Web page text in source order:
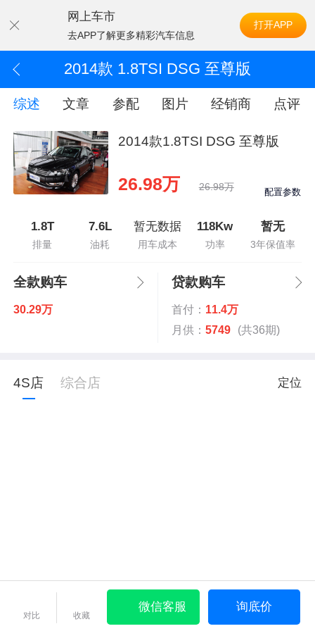
网上车市
去APP了解更多精彩汽车信息
打开APP
2014款 1.8TSI DSG 至尊版
综述 文章 参配 图片 经销商 点评
2014款1.8TSI DSG 至尊版
26.98万 26.98万 配置参数
1.8T
排量
7.6L
油耗
暂无数据
用车成本
118Kw
功率
暂无
3年保值率
全款购车
30.29万
贷款购车
首付： 11.4万
月供： 5749 (共36期)
4S店 综合店 定位
对比 收藏
微信客服 询底价